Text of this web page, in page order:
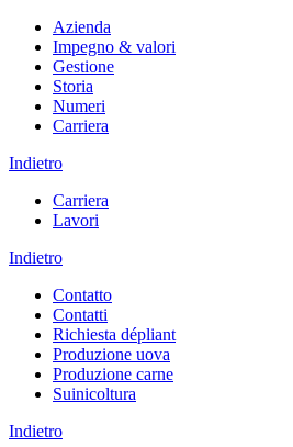
Azienda
Impegno & valori
Gestione
Storia
Numeri
Carriera
Indietro
Carriera
Lavori
Indietro
Contatto
Contatti
Richiesta dépliant
Produzione uova
Produzione carne
Suinicoltura
Indietro